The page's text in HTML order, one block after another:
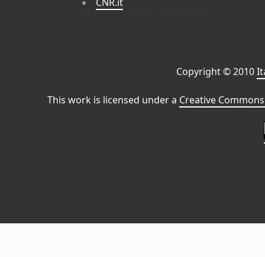
Copyright © 2010
This work is licensed under a Creative